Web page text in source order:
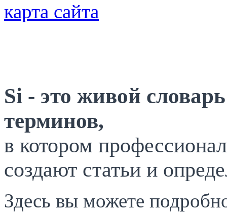
карта сайта
Si - это живой
терминов,
в котором
создают статьи и
Здесь вы можете